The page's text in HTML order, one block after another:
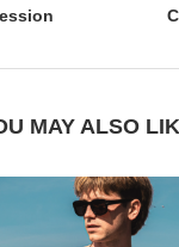
MAY ALSO